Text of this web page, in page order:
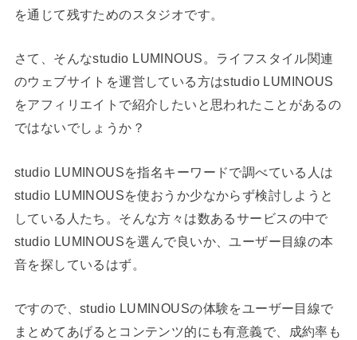
を通じて残すためのスタジオです。
さて、そんなstudio LUMINOUS。ライフスタイル関連
のウェブサイトを運営している方はstudio LUMINOUS
をアフィリエイトで紹介したいと思われたことがあるの
ではないでしょうか？
studio LUMINOUSを指名キーワードで調べている人は
studio LUMINOUSを使おうか少なからず検討しようと
している人たち。そんな方々は数あるサービスの中で
studio LUMINOUSを選んで良いか、ユーザー目線の本
音を探しているはず。
ですので、studio LUMINOUSの体験をユーザー目線で
まとめてあげるとコンテンツ的にも有意義で、成約率も